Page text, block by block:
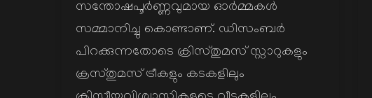
സന്തോഷപൂര്‍ണ്ണവുമായ ഓര്‍മ്മകള്‍
സമ്മാനിച്ചു കൊണ്ടാണ്. ഡിസംബര്‍
പിറക്കുന്നതോടെ ക്രിസ്തുമസ് സ്റ്റാറുകളും
ക്രസ്തുമസ് ട്രീകളും കടകളിലും